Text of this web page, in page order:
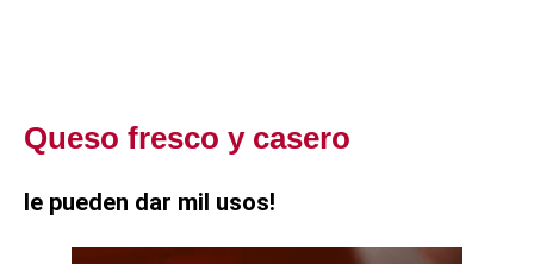
Queso fresco y casero
le pueden dar mil usos!